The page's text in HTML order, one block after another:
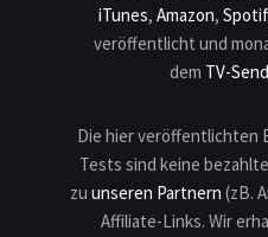
iTunes, Amazon,
veröffentlicht und
dem TV-
Die hier veröffentlichten
Tests sind keine
zu unseren Partnern (zB.
Affiliate-Links. Wir